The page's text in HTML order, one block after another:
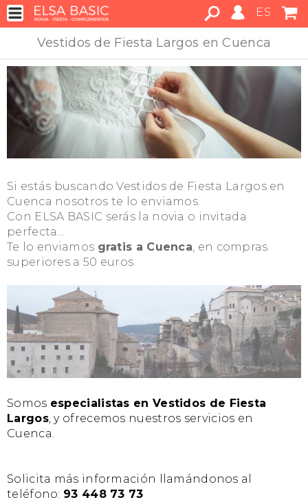
ES
Vestidos de Fiesta Largos en Cuenca
Si estás buscando Vestidos de Fiesta Largos en
Cuenca nosotros te lo enviamos.
Con ELSA BASIC serás la novia o invitada
perfecta...
Te lo enviamos gratis a Cuenca, en compras
superiores a 50 euros
Somos especialistas en Vestidos de Fiesta
Largos, y ofrecemos nuestros servicios en
Cuenca.
Solicita más información llamándonos al
teléfono: 93 448 73 73